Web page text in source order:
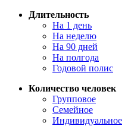
Длительность
На 1 день
На неделю
На 90 дней
На полгода
Годовой полис
Количество человек
Групповое
Семейное
Индивидуальное